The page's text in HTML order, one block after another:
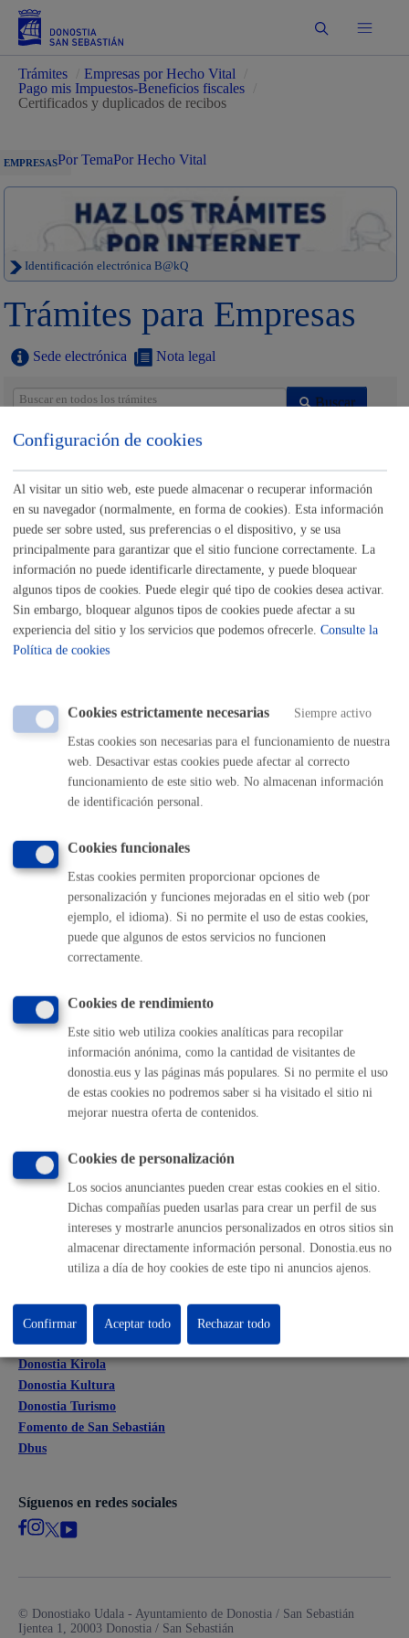
Buscar
Trámites Empresas por Hecho Vital
Pago mis Impuestos-Beneficios fiscales
Certificados y duplicados de recibos
EMPRESASPor TemaPor Hecho Vital
Identificación electrónica B@kQ
Trámites para Empresas
Sede electrónica Nota legal
Buscar
Listado completo de Trámites
Certificados y duplicados de recibos
Certificado de estar al corriente en el pago
* Online con
certificado electrónico
ONLINE
PRESENCIAL
TELÉFONO
Descarga y duplicado de recibos
ONLINE
PRESENCIAL
TELÉFONO
Volver al índice Volver atrás
Comunícate con el Ayuntamiento de Donostia / San
010
(+34) 943 481 000
Buzón de la ciudadanía
Informar de un error en la web
Ofertas de empleo
Perfil del contratante
Sede electrónica
Mapas - GeoDonostia
Otras páginas web corporativas
Donostia Kirola
Donostia Kultura
Donostia Turismo
Fomento de San Sebastián
Dbus
Síguenos en redes sociales
© Donostiako Udala - Ayuntamiento de Donostia / San Sebastián
Ijentea 1, 20003 Donostia / San Sebastián
Configuración de cookies
Al visitar un sitio web, este puede almacenar o recuperar información
en su navegador (normalmente, en forma de cookies). Esta información
puede ser sobre usted, sus preferencias o el dispositivo, y se usa
principalmente para garantizar que el sitio funcione correctamente. La
información no puede identificarle directamente, y puede bloquear
algunos tipos de cookies. Puede elegir qué tipo de cookies desea activar.
Sin embargo, bloquear algunos tipos de cookies puede afectar a su
experiencia del sitio y los servicios que podemos ofrecerle. Consulte la
Política de cookies
Cookies estrictamente necesarias Siempre activo
Estas cookies son necesarias para el funcionamiento de nuestra
web. Desactivar estas cookies puede afectar al correcto
funcionamiento de este sitio web. No almacenan información
de identificación personal.
Cookies funcionales
Estas cookies permiten proporcionar opciones de
personalización y funciones mejoradas en el sitio web (por
ejemplo, el idioma). Si no permite el uso de estas cookies,
puede que algunos de estos servicios no funcionen
correctamente.
Cookies de rendimiento
Este sitio web utiliza cookies analíticas para recopilar
información anónima, como la cantidad de visitantes de
donostia.eus y las páginas más populares. Si no permite el uso
de estas cookies no podremos saber si ha visitado el sitio ni
mejorar nuestra oferta de contenidos.
Cookies de personalización
Los socios anunciantes pueden crear estas cookies en el sitio.
Dichas compañías pueden usarlas para crear un perfil de sus
intereses y mostrarle anuncios personalizados en otros sitios sin
almacenar directamente información personal. Donostia.eus no
utiliza a día de hoy cookies de este tipo ni anuncios ajenos.
Rechazar todo
Confirmar Aceptar todo